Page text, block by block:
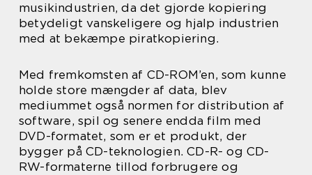
musikindustrien, da det gjorde kopiering
betydeligt vanskeligere og hjalp industrien
med at bekæmpe piratkopiering.
Med fremkomsten af CD-ROM’en, som kunne
holde store mængder af data, blev
mediummet også normen for distribution af
software, spil og senere endda film med
DVD-formatet, som er et produkt, der
bygger på CD-teknologien. CD-R- og CD-
RW-formaterne tillod forbrugere og